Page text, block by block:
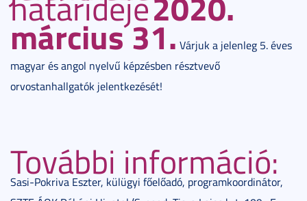
március 31.Várjuk a jelenleg 5. éves
magyar és angol nyelvű képzésben résztvevő
orvostanhallgatók jelentkezését!
További információ:
Sasi-Pokriva Eszter, külügyi főelőadó, programkoordinátor,